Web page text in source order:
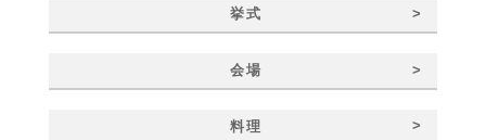
挙式 >
会場 >
料理 >